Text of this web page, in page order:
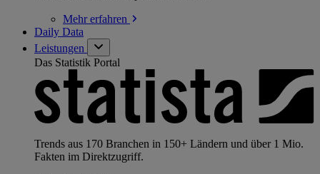
Mehrerfahren
Daily Data
Leistungen
Das Statistik Portal
Trends aus 170 Branchen in 150+ Ländern und über 1 Mio.
Fakten im Direktzugriff.